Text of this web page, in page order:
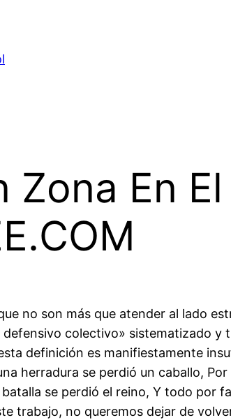
Zona En
no son más que atender al lado
colectivo» sistematizado
definición es manifiestamente
herradura se perdió un caballo,
se perdió el reino, Y todo por
trabajo, no queremos dejar de